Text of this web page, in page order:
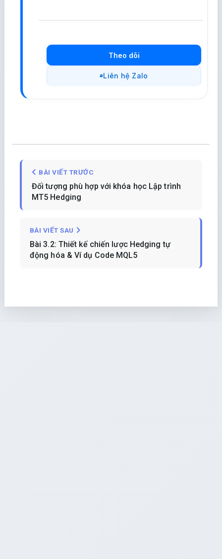
Theo dõi
Liên hệ Zalo
BÀI VIẾT TRƯỚC
Đối tượng phù hợp với khóa học Lập trình
MT5 Hedging
BÀI VIẾT SAU
Bài 3.2: Thiết kế chiến lược Hedging tự
động hóa & Ví dụ Code MQL5